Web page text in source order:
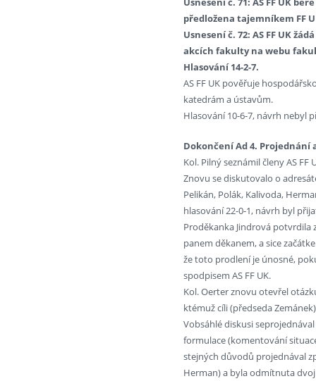
předložena tajemníkem FF
Usnesení č. 72: AS FF UK
akcích fakulty na webu
Hlasování 14-2-7.
AS FF UK pověřuje
katedrám a ústavům.
Hlasování 10-6-7, návrh nebyl
Dokončení Ad 4.
Kol. Pilný seznámil členy AS
Znovu se diskutovalo o
Pelikán, Polák, Kalivoda,
hlasování 22-0-1, návrh byl
Proděkanka Jindrová
panem děkanem, a sice
že toto prodlení je únosné,
spodpisem AS FF UK.
Kol. Oerter znovu otevřel
ktémuž cíli (předseda
Vobsáhlé diskusi
formulace (komentování
stejných důvodů projednával
Herman) a byla odmítnuta